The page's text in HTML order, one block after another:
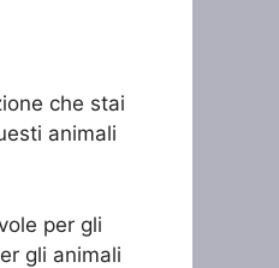
che stai
animali
per gli
gli animali